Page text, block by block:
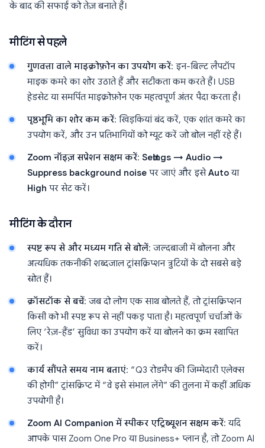
के बाद की सफाई को तेज़ बनाते हैं।
मीटिंग से पहले
गुणवत्ता वाले माइक्रोफ़ोन का उपयोग करें: इन-बिल्ट लैपटॉप
माइक कमरे का शोर उठाते हैं और सटीकता कम करते हैं। USB
हेडसेट या समर्पित माइक्रोफ़ोन एक महत्वपूर्ण अंतर पैदा करता है।
पृष्ठभूमि का शोर कम करें: खिड़कियां बंद करें, एक शांत कमरे का
उपयोग करें, और उन प्रतिभागियों को म्यूट करें जो बोल नहीं रहे हैं।
Zoom नॉइज़ सप्रेशन सक्षम करें: Settings → Audio →
Suppress background noise पर जाएं और इसेAutoया
High पर सेट करें।
मीटिंग के दौरान
स्पष्ट रूप से और मध्यम गति से बोलें: जल्दबाजी में बोलना और
अत्यधिक तकनीकी शब्दजाल ट्रांसक्रिप्शन त्रुटियों के दो सबसे बड़े
स्रोत हैं।
क्रॉसटॉक से बचें: जब दो लोग एक साथ बोलते हैं, तो ट्रांसक्रिप्शन
किसी को भी स्पष्ट रूप से नहीं पकड़ पाता है। महत्वपूर्ण चर्चाओं के
लिए ‘रेज़-हैंड’ सुविधा का उपयोग करें या बोलने का क्रम स्थापित
करें।
कार्य सौंपते समय नाम बताएं: “Q3 रोडमैप की जिम्मेदारी एलेक्स
की होगी” ट्रांसक्रिप्ट में “वे इसे संभाल लेंगे” की तुलना में कहीं अधिक
उपयोगी है।
Zoom AI Companion में स्पीकर एट्रिब्यूशन सक्षम करें: यदि
आपके पास Zoom One Pro या Business+ प्लान है, तो Zoom AI